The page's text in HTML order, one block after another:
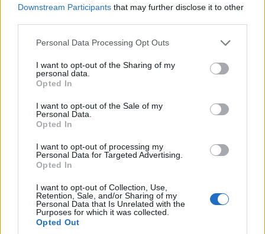
Downstream Participants that may further disclose it to other
Please note that this website/app uses one or more Google
not limited to your visit or usage behaviour. You may click to
grant or deny consent to Google and its third-party tags to
use your data for below specified purposes in below Google
consent section.
Personal Data Processing Opt Outs
I want to opt-out of the Sharing of my
personal data.
Opted In
I want to opt-out of the Sale of my
Personal Data.
Opted In
I want to opt-out of processing my
Personal Data for Targeted Advertising.
Opted In
I want to opt-out of Collection, Use,
Retention, Sale, and/or Sharing of my
Personal Data that Is Unrelated with the
Purposes for which it was collected.
Opted Out
Κωνσταντινούπολη: Αρχίζουν σήμερα τα
Νεοχώρι